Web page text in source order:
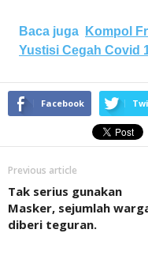
Baca juga
Kompol
Yustisi Cegah Covid
Facebook
Previous article
Tak serius gunakan
Masker, sejumlah
diberi teguran.